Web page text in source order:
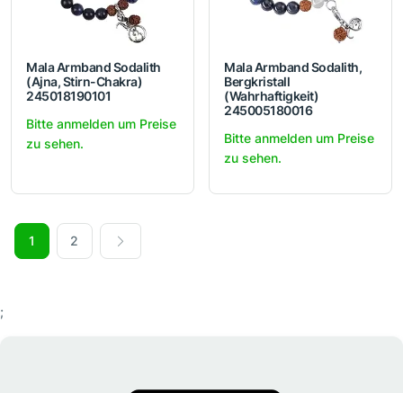
Mala Armband Sodalith
(Ajna, Stirn-Chakra)
245018190101
Bitte anmelden um Preise
zu sehen.
Mala Armband Sodalith,
Bergkristall
(Wahrhaftigkeit)
245005180016
Bitte anmelden um Preise
zu sehen.
1 2
;